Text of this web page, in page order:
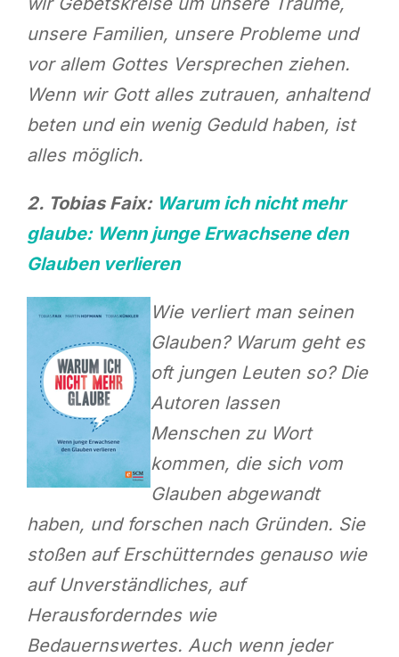
unsere Familien, unsere Probleme und
vor allem Gottes Versprechen ziehen.
Wenn wir Gott alles zutrauen, anhaltend
beten und ein wenig Geduld haben, ist
alles möglich.
2. Tobias Faix: Warum ich nicht mehr
glaube: Wenn junge Erwachsene den
Glauben verlieren
Wie verliert man seinen
Glauben? Warum geht es
oft jungen Leuten so? Die
Autoren lassen
Menschen zu Wort
kommen, die sich vom
Glauben abgewandt
haben, und forschen nach Gründen. Sie
stoßen auf Erschütterndes genauso wie
auf Unverständliches, auf
Herausforderndes wie
Bedauernswertes. Auch wenn jeder